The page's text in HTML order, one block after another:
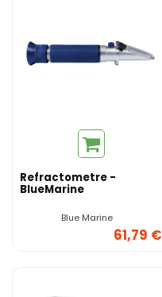
Refractometre -
BlueMarine
Blue Marine
61,79 €